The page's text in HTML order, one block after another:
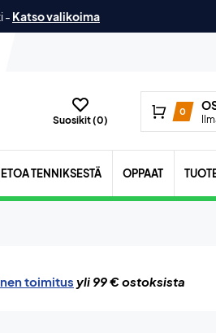
- Katso valikoima
Suosikit (0)
0
TENNIKSESTÄ OPPAAT
toimitus yli 99 € ostoksista